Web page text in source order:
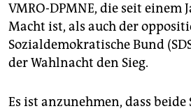
epaper login
VMRO-DPMNE, die seit einem
Macht ist, als auch der
Sozialdemokratische Bund
der Wahlnacht den Sieg.
Es ist anzunehmen, dass